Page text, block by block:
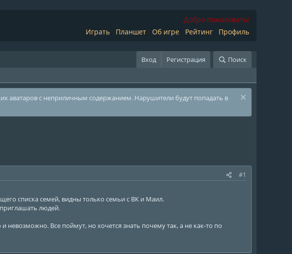
Добро пожаловать!
Играть
Планшет Об игре Рейтинг Профиль
Вход Регистрация
Поиск
аватаров с неприличным содержанием. Нарушители будут попадать в
#1
списка семей, видны только семьи с ВК и Маил.
людей.
невозможно. Все поймут, но хочется знать почему так, а не как-то по